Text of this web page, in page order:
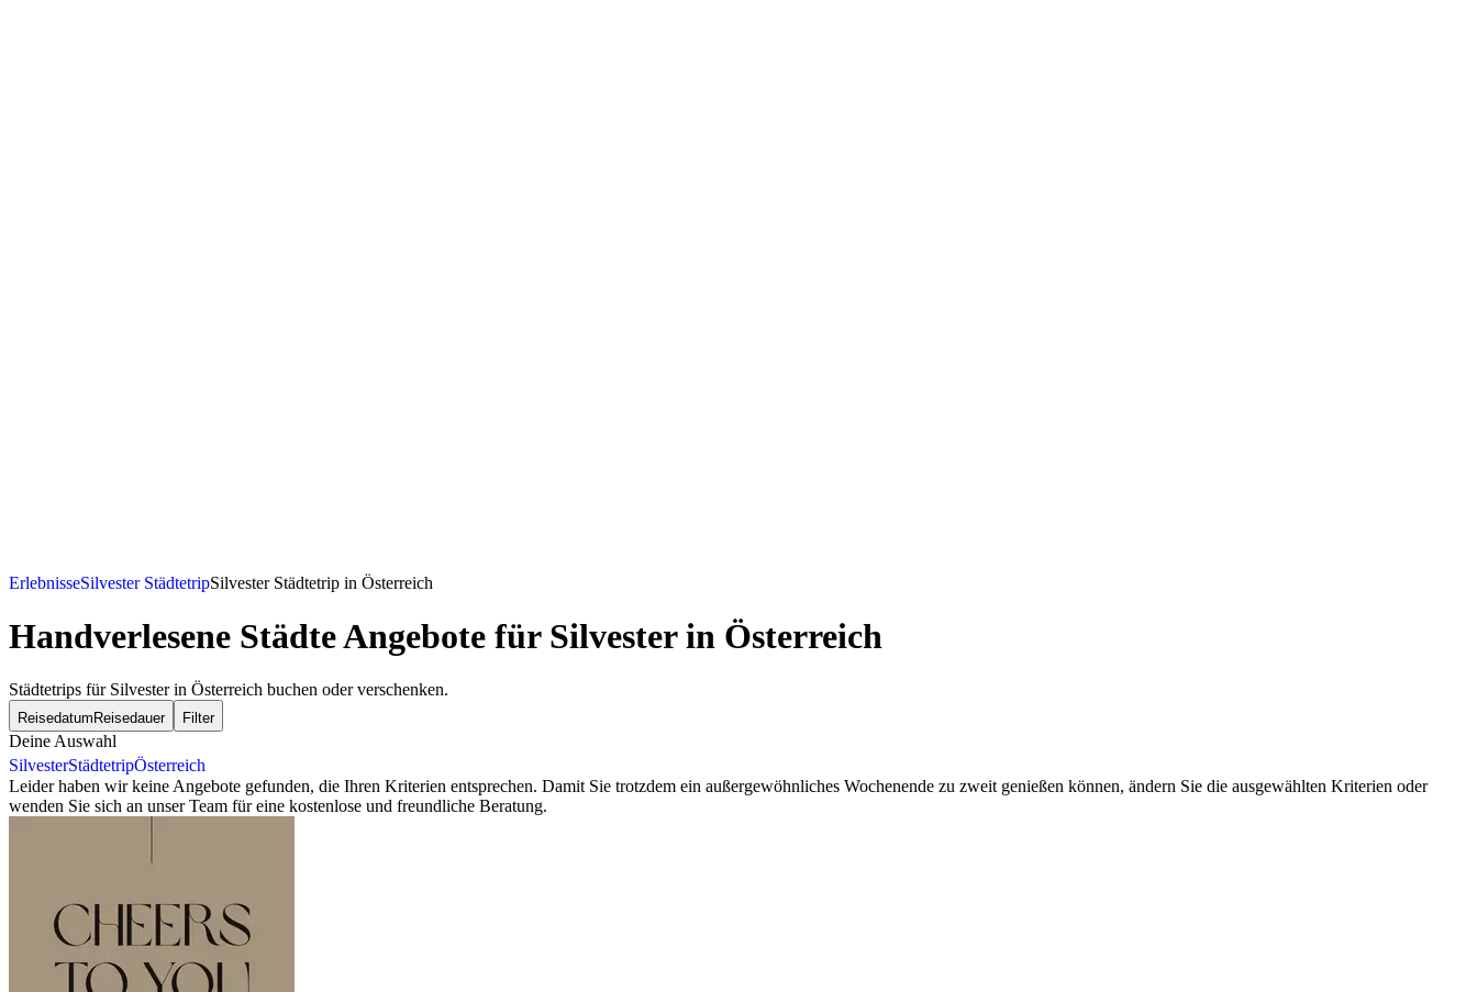
ErlebnisseSilvester StädtetripSilvester Städtetrip in Österreich
Handverlesene Städte Angebote für Silvester in Österreich
Städtetrips für Silvester in Österreich buchen oder verschenken.
Reisedatum Reisedauer Filter
Deine Auswahl
SilvesterStädtetripÖsterreich
Leider haben wir keine Angebote gefunden, die Ihren Kriterien entsprechen. Damit Sie trotzdem ein außergewöhnliches Wochenende zu zweit genießen können, ändern Sie die ausgewählten Kriterien oder
wenden Sie sich an unser Team für eine kostenlose und freundliche Beratung.